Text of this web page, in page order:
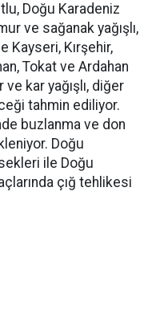
Doğu Karadeniz
ve sağanak yağışlı,
Kayseri, Kırşehir,
Tokat ve Ardahan
kar yağışlı, diğer
tahmin ediliyor.
buzlanma ve don
Doğu
ile Doğu
çığ tehlikesi